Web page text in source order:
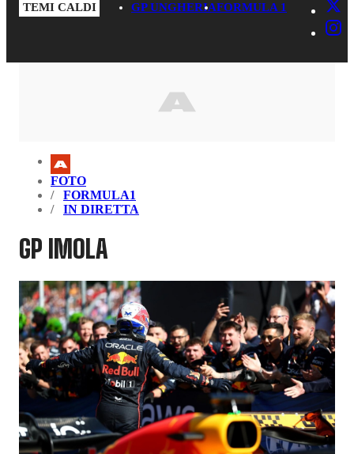
TEMI CALDI GP UNGHERIAFORMULA 1
FOTO
FORMULA1
IN DIRETTA
GP IMOLA